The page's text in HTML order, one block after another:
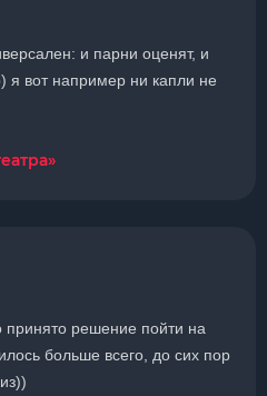
и парни оценят, и
я вот например ни капли не
решение пойти на
больше всего, до сих пор